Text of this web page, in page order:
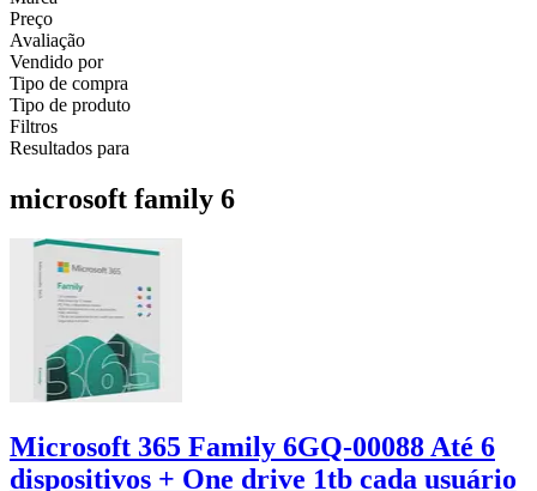
Preço
Avaliação
Vendido por
Tipo de compra
Tipo de produto
Filtros
Resultados para
microsoft family 6
Microsoft 365 Family 6GQ-00088 Até 6
dispositivos + One drive 1tb cada usuário